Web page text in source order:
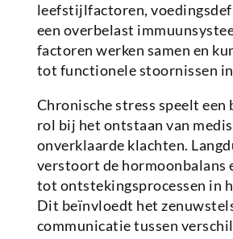
leefstijlfactoren,
een overbelast
factoren werken samen en
tot functionele stoornissen
Chronische stress speelt een
rol bij het ontstaan van
onverklaarde klachten.
verstoort de hormoonbalans
tot ontstekingsprocessen in
Dit beïnvloedt het
communicatie tussen